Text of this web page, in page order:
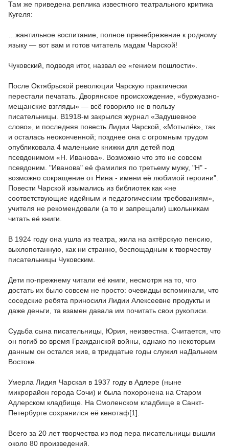
Там же приведена реплика известного театрального критика
Кугеля:
…жантильное воспитание, полное пренебрежение к родному
языку — вот вам и готов читатель мадам Чарской!
Чуковский, подводя итог, назвал ее «гением пошлости».
После Октябрьской революции Чарскую практически
перестали печатать. Дворянское происхождение, «буржуазно-
мещанские взгляды» — всё говорило не в пользу
писательницы. В1918-м закрылся журнал «Задушевное
слово», и последняя повесть Лидии Чарской, «Мотылёк», так
и осталась неоконченной; позднее она с огромным трудом
опубликовала 4 маленькие книжки для детей под
псевдонимом «Н. Иванова». Возможно что это не совсем
псевдоним. "Иванова" её фамилия по третьему мужу, "Н" -
возможно сокращение от Нина - имени её любимой героини".
Повести Чарской изымались из библиотек как «не
соответствующие идейным и педагогическим требованиям»,
учителя не рекомендовали (а то и запрещали) школьникам
читать её книги.
В 1924 году она ушла из театра, жила на актёрскую пенсию,
выхлопотанную, как ни странно, беспощадным к творчеству
писательницы Чуковским.
Дети по-прежнему читали её книги, несмотря на то, что
достать их было совсем не просто: очевидцы вспоминали, что
соседские ребята приносили Лидии Алексеевне продукты и
даже деньги, та взамен давала им почитать свои рукописи.
Судьба сына писательницы, Юрия, неизвестна. Считается, что
он погиб во время Гражданской войны, однако по некоторым
данным он остался жив, в тридцатые годы служил наДальнем
Востоке.
Умерла Лидия Чарская в 1937 году в Адлере (ныне
микрорайон города Сочи) и была похоронена на Старом
Адлерском кладбище. На Смоленском кладбище в Санкт-
Петербурге сохранился её кенотаф[1].
Всего за 20 лет творчества из под пера писательницы вышли
около 80 произведений.